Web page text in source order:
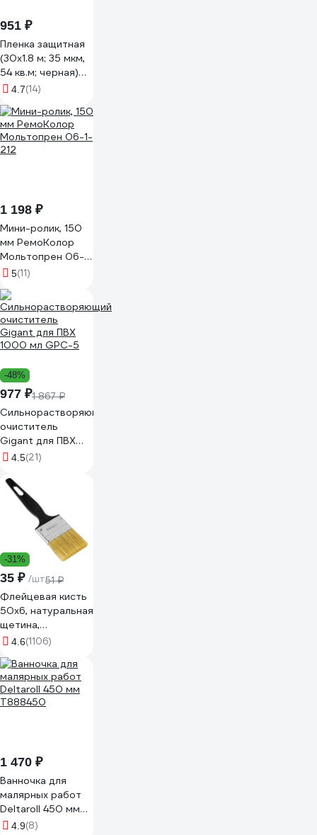
951 ₽
Пленка защитная
(30х1.8 м; 35 мкм,
54 кв.м; черная)
Концепция Быта
4.7(14)
1 198 ₽
Мини-ролик, 150
мм РемоКолор
Мольтопрен 06-1-
212
5(11)
-48%
977 ₽1 867 ₽
Сильнорастворяющий
очиститель
Gigant для ПВХ
1000 мл GPC-5
4.5(21)
-31%
35 ₽ /шт51 ₽
Флейцевая кисть
50х6, натуральная
щетина,
пластиковая ручка
Стандарт 82504
4.6(1106)
1 470 ₽
Ванночка для
малярных работ
Deltaroll 450 мм
T888450
4.9(8)